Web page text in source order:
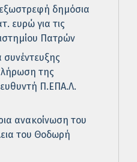
δημόσια
ευρώ για τις
Πατρών
της
Π.ΕΠΑ.Λ.
ανακοίνωση του
του Θοδωρή